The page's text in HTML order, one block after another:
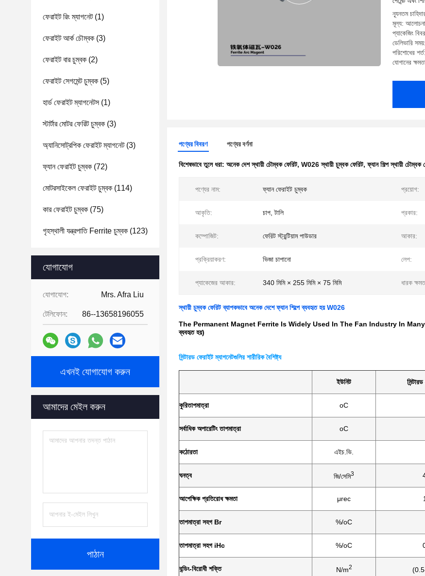
ফেরাইট রিং ম্যাগনেট(1)
ফেরাইট আর্ক চৌম্বক (3)
ফেরাইট বার চুম্বক (2)
ফেরাইট সেগমেন্ট চুম্বক (5)
হার্ড ফেরাইট ম্যাগনেটস(1)
স্টার্টার মোটর ফেরিট চুম্বক (3)
অ্যানিসোট্রপিক ফেরাইট ম্যাগনেট(3)
ফ্যান ফেরাইট চুম্বক (72)
মোটরসাইকেল ফেরাইট চুম্বক (114)
কার ফেরাইট চুম্বক (75)
গৃহস্থালী যন্ত্রপাতি Ferrite চুম্বক (123)
যোগাযোগ
যোগাযোগ: Mrs. Afra Liu
টেলিফোন: 86--13658196055
এখনই যোগাযোগ করুন
আমাদের মেইল ​​করুন
পাঠান
ন্যূনতম
মূল্য: আলোচনা
প্যাকেজিং
ডেলিভারি
পরিশোধের
যোগানের
পণ্যের বিবরণ পণ্যের বর্ণনা
বিশেষভাবে তুলে ধরা: অনেক দেশ স্থায়ী চৌম্বক ফেরিট, W026 স্থায়ী চুম্বক ফেরিট,ফ্যান শিল্প স্থায়ী চৌম্বক
পণ্যের নাম: ফ্যান ফেরাইট চুম্বক প্রয়োগ:
আকৃতি: চাপ, টালি প্রকার:
কম্পোজিট: ফেরিট স্ট্রন্টিয়াম পাউডার আকার:
প্রক্রিয়াকরণ: ভিজা চাপানো লেপ:
প্যাকেজের আকার: 340 মিমি × 255 মিমি × 75 মিমি ধারক
স্থায়ী চুম্বক ফেরিট ব্যাপকভাবে অনেক দেশে ফ্যান শিল্পে ব্যবহৃত হয় W026
The Permanent Magnet Ferrite Is Widely Used In The Fan Industry In Many Countries
ব্যবহৃত হয়)
সিন্টারড ফেরাইট ম্যাগনেটগুলির শারীরিক বৈশিষ্ট্য
ইউনিট
কুরিতাপমাত্রা oC
সর্বাধিক অপারেটিং তাপমাত্রা oC
কঠোরতা এইচ.ভি.
ঘনত্ব জি/সেমি3
আপেক্ষিক প্রতিরোধ ক্ষমতা μrec
তাপমাত্রা সহগ Br %/oC
তাপমাত্রা সহগ iHc %/oC
বন্ডিং-বিরোধী শক্তি N/m2